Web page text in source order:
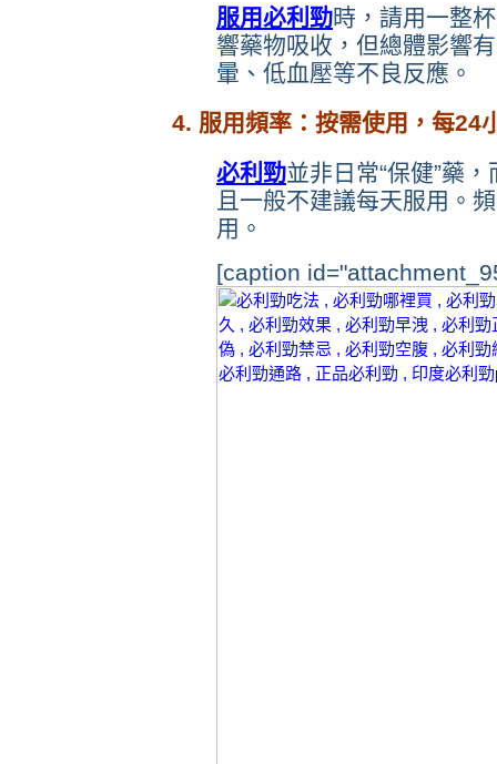
服用必利勁時，請用一整
響藥物吸收，但總體影響
暈、低血壓等不良反應。
4. 服用頻率：按需使用，每24
必利勁並非日常“保健”藥
且一般不建議每天服用。
用。
[caption